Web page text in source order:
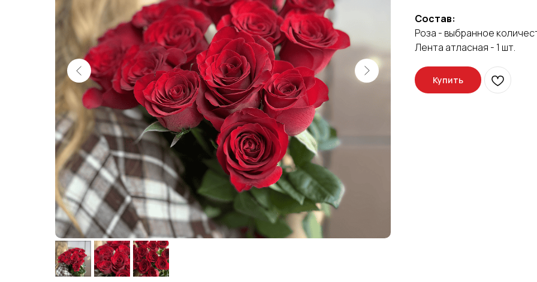
Состав:
Роза - выбранное
Лента атласная - 1 шт.
Купить